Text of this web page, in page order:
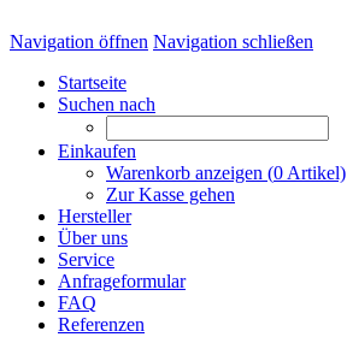
Navigation öffnen Navigation schließen
Startseite
Suchen nach
Einkaufen
Warenkorb anzeigen (0 Artikel)
Zur Kasse gehen
Hersteller
Über uns
Service
Anfrageformular
FAQ
Referenzen